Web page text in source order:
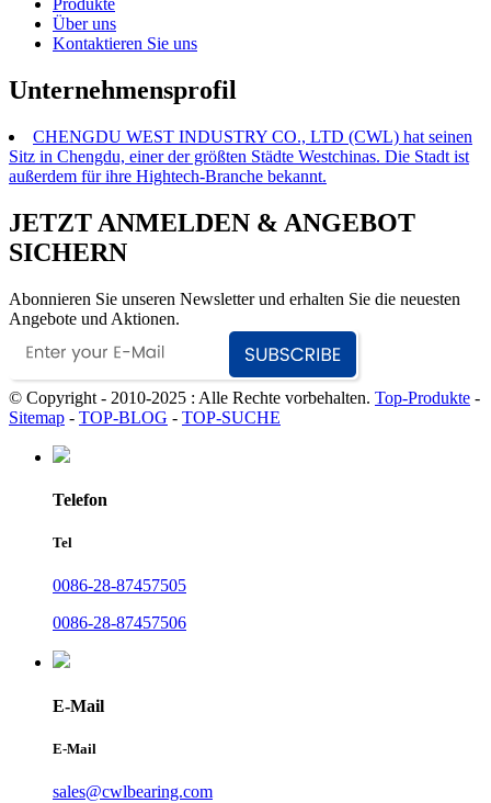
Produkte
Über uns
Kontaktieren Sie uns
Unternehmensprofil
CHENGDU WEST INDUSTRY CO., LTD (CWL) hat seinen
Sitz in Chengdu, einer der größten Städte Westchinas. Die Stadt ist
außerdem für ihre Hightech-Branche bekannt.
JETZT ANMELDEN & ANGEBOT
SICHERN
Abonnieren Sie unseren Newsletter und erhalten Sie die neuesten
Angebote und Aktionen.
© Copyright - 2010-2025 : Alle Rechte vorbehalten. Top-Produkte -
Sitemap - TOP-BLOG - TOP-SUCHE
Telefon
Tel
0086-28-87457505
0086-28-87457506
E-Mail
E-Mail
sales@cwlbearing.com